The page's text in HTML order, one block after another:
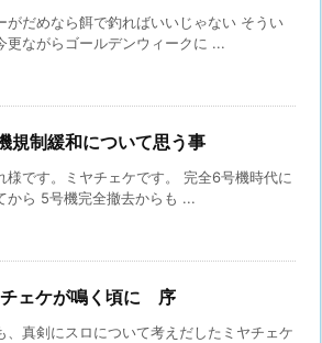
がだめなら餌で釣ればいいじゃない そうい
更ながらゴールデンウィークに ...
規制緩和について思う事
様です。ミヤチェケです。 完全6号機時代に
から 5号機完全撤去からも ...
チェケが鳴く頃に 序
、真剣にスロについて考えだしたミヤチェケ